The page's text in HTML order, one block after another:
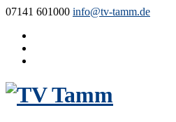
07141 601000 info@tv-tamm.de